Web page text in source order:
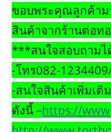
ขอบพระคุณลูกค้าม
สินค้าจากร้านต่อท
***สนใจสอบถาม
-โทร082-
-สนใจสินค้าเพิ่มเติ
ดังนี้ –https://